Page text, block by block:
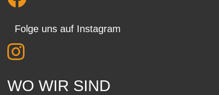
Folge uns auf Instagram
WO WIR SIND